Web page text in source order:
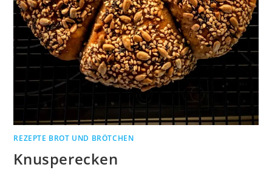
REZEPTE BROT UND BRÖTCHEN
Knusperecken